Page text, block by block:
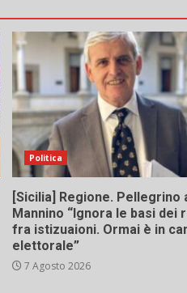
Politica
[Sicilia] Regione. Pellegrino
Mannino “Ignora le basi dei
fra istizuaioni. Ormai è in
elettorale”
7 Agosto 2026